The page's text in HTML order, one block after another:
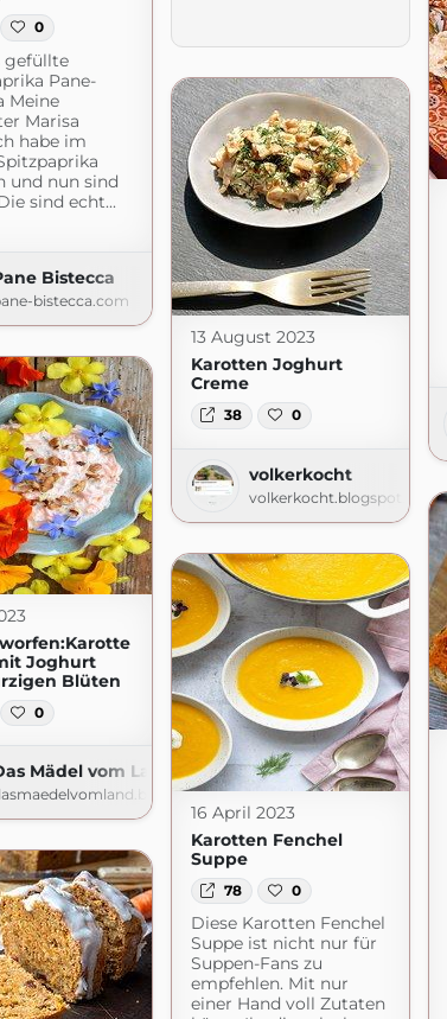
0
gefüllte
Pane-
Meine
Marisa
habe im
und nun sind
sind echt...
Bistecca
bistecca.com
13 August 2023
Karotten Joghurt
Creme
38 0
volkerkocht
volkerkocht.blogspot.com
Joghurt
Blüten
0
Mädel vom Land
16 April 2023
Karotten Fenchel
Suppe
78 0
Diese Karotten Fenchel
Suppe ist nicht nur für
Suppen-Fans zu
empfehlen. Mit nur
einer Hand voll Zutaten